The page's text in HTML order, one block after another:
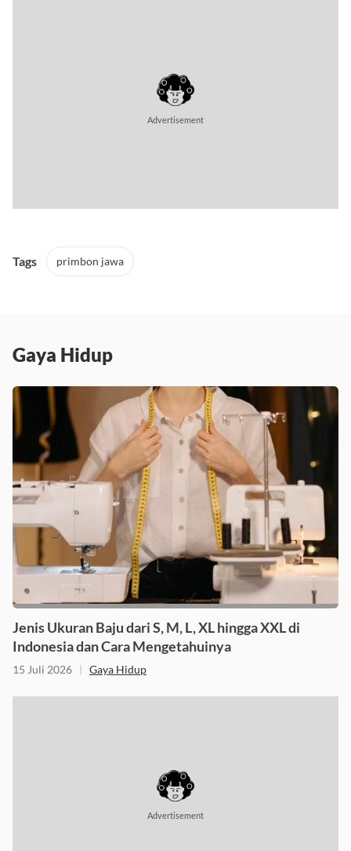
Advertisement
Tags primbon jawa
Gaya Hidup
Jenis Ukuran Baju dari S, M, L, XL hingga XXL di
Indonesia dan Cara Mengetahuinya
15 Juli 2026 | Gaya Hidup
Advertisement